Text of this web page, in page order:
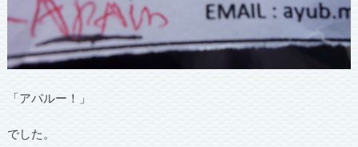
「アパルー！」
でした。